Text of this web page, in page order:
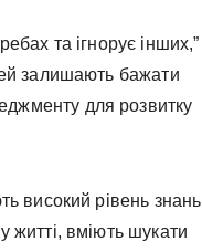
та ігнорує інших,”
залишають бажати
для розвитку
високий рівень знань
житті, вміють шукати